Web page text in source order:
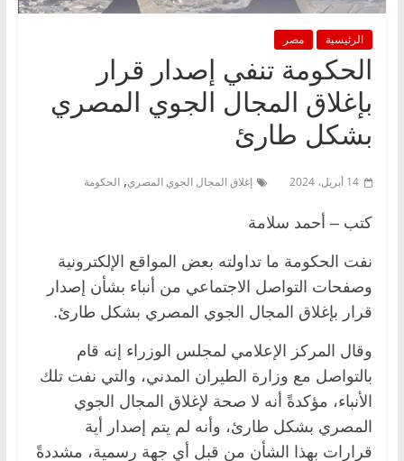
الرئيسية مصر
الحكومة تنفي إصدار قرار
بإغلاق المجال الجوي المصري
بشكل طارئ
14 أبريل، 2024 إغلاق المجال الجوي المصري, الحكومة
كتب – أحمد سلامة
نفت الحكومة ما تداولته بعض المواقع الإلكترونية
وصفحات التواصل الاجتماعي من أنباء بشأن إصدار
قرار بإغلاق المجال الجوي المصري بشكل طارئ.
وقال المركز الإعلامي لمجلس الوزراء إنه قام
بالتواصل مع وزارة الطيران المدني، والتي نفت تلك
الأنباء، مؤكدةً أنه لا صحة لإغلاق المجال الجوي
المصري بشكل طارئ، وأنه لم يتم إصدار أية
قرارات بهذا الشأن من قبل أي جهة رسمية، مشددةً